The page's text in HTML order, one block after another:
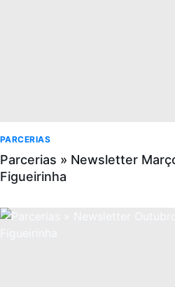
PARCERIAS
Parcerias » Newsletter
Figueirinha